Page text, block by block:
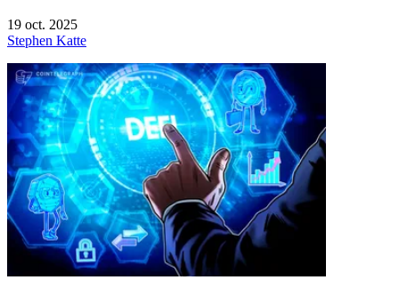
19 oct. 2025
Stephen Katte